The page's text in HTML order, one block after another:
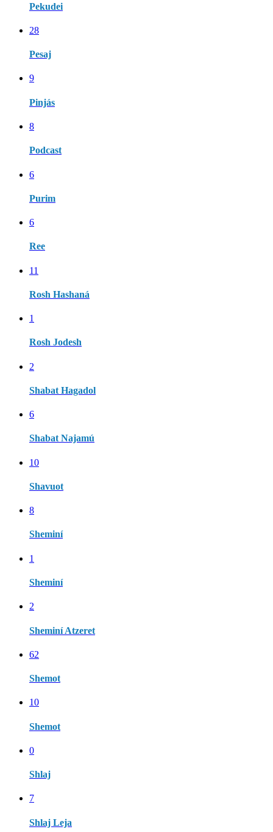
Pekudei
28
Pesaj
9
Pinjás
8
Podcast
6
Purim
6
Ree
11
Rosh Hashaná
1
Rosh Jodesh
2
Shabat Hagadol
6
Shabat Najamú
10
Shavuot
8
Sheminí
1
Sheminí
2
Sheminí Atzeret
62
Shemot
10
Shemot
0
Shlaj
7
Shlaj Leja